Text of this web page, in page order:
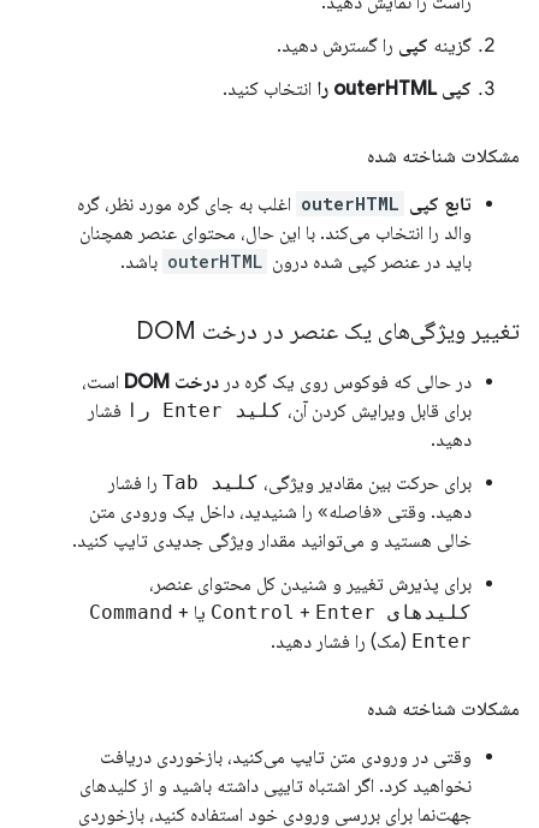
گزینه کپی را گسترش دهید.
کپی outerHTML را
انتخاب کنید.
مشکلات شناخته شده
تابع کپی outerHTML اغلب به جای گره مورد نظر، گره
والد را انتخاب می‌کند. با این حال، محتوای عنصر همچنان
باید در عنصر کپی شده درون outerHTML باشد.
تغییر ویژگی‌های یک عنصر در درخت DOM
در حالی که فوکوس روی یک گره در درخت DOM
است،
برای قابل ویرایش کردن آن، کلید Enter را
فشار
دهید.
برای حرکت بین مقادیر ویژگی، کلید Tab
را فشار
دهید. وقتی «فاصله» را شنیدید، داخل یک ورودی متن
خالی هستید و می‌توانید مقدار ویژگی جدیدی تایپ کنید.
برای پذیرش تغییر و شنیدن کل محتوای عنصر،
کلیدهای Control + Enter یا Command +
Enter (مک) را فشار دهید.
مشکلات شناخته شده
وقتی در ورودی متن تایپ می‌کنید، بازخوردی دریافت
نخواهید کرد. اگر اشتباه تایپی داشته باشید و از کلیدهای
جهت‌نما برای بررسی ورودی خود استفاده کنید، بازخوردی